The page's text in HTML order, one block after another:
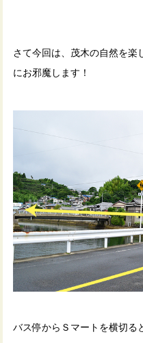
さて今回は、茂木の自然を楽
にお邪魔します！
バス停からＳマートを横切る